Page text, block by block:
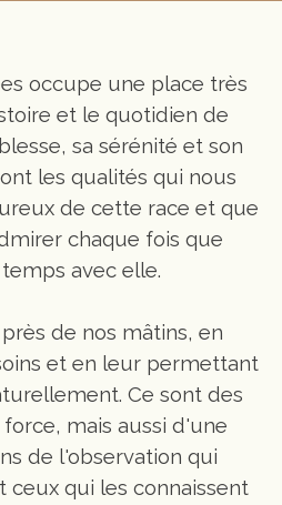
occupe une place très
et le quotidien de
sa sérénité et son
les qualités qui nous
de cette race et que
chaque fois que
avec elle.
de nos mâtins, en
et en leur permettant
Ce sont des
mais aussi d'une
de l'observation qui
qui les connaissent